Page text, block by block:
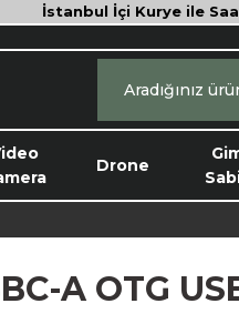
İstanbul İçi Kurye ile
Drone
A OTG